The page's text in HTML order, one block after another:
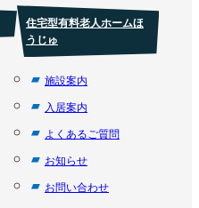
住宅型有料老人ホームほ
うじゅ
施設案内
入居案内
よくあるご質問
お知らせ
お問い合わせ